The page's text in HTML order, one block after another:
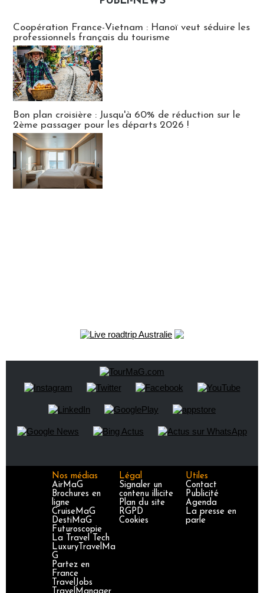
Coopération France-Vietnam : Hanoï veut séduire les
professionnels français du tourisme
Bon plan croisière : Jusqu'à 60% de réduction sur le
2ème passager pour les départs 2026 !
Nos médias
AirMaG
Brochures en
ligne
CruiseMaG
DestiMaG
Futuroscopie
La Travel Tech
LuxuryTravelMa
G
Partez en
France
TravelJobs
Légal
Signaler un
contenu illicite
Plan du site
RGPD
Cookies
Utiles
Contact
Publicité
Agenda
La presse en
parle